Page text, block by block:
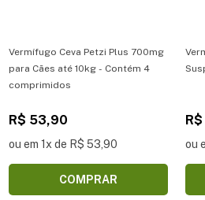
Vermífugo Ceva Petzi Plus 700mg
para Cães até 10kg - Contém 4
comprimidos
R$ 53,90
ou em 1x de R$ 53,90
COMPRAR
ou